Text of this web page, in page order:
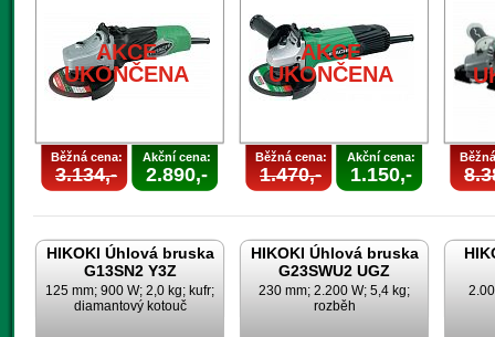
AKCE
UKONČENA
Běžná cena:
3.134,-
Akční cena:
2.890,-
AKCE
UKONČENA
Běžná cena:
1.470,-
Akční cena:
1.150,-
HIKOKI Úhlová bruska
G13SN2 Y3Z
125 mm; 900 W; 2,0 kg; kufr;
diamantový kotouč
HIKOKI Úhlová bruska
G23SWU2 UGZ
230 mm; 2.200 W; 5,4 kg;
rozběh